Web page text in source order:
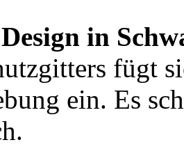
in
fügt
ein. Es